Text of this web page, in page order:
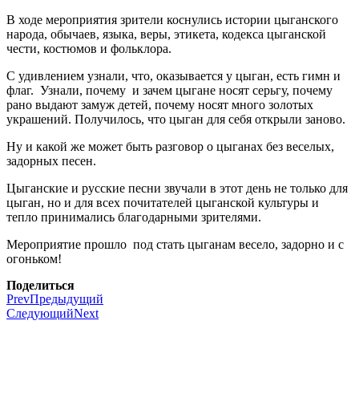
В ходе мероприятия зрители коснулись истории цыганского
народа, обычаев, языка, веры, этикета, кодекса цыганской
чести, костюмов и фольклора.
С удивлением узнали, что, оказывается у цыган, есть гимн и
флаг. Узнали, почему и зачем цыгане носят серьгу, почему
рано выдают замуж детей, почему носят много золотых
украшений. Получилось, что цыган для себя открыли заново.
Ну и какой же может быть разговор о цыганах без веселых,
задорных песен.
Цыганские и русские песни звучали в этот день не только для
цыган, но и для всех почитателей цыганской культуры и
тепло принимались благодарными зрителями.
Мероприятие прошло под стать цыганам весело, задорно и с
огоньком!
Поделиться
PrevПредыдущий
СледующийNext